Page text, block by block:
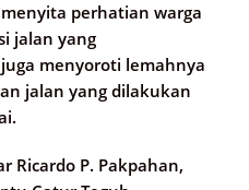
perhatian warga
jalan yang
menyoroti lemahnya
jalan yang dilakukan
Ricardo P. Pakpahan,